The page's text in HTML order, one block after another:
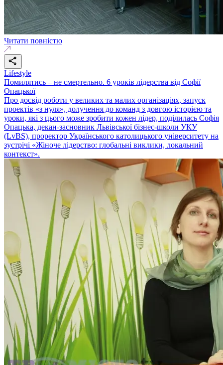
Читати повністю
Lifestyle
Помилятись – не смертельно. 6 уроків лідерства від Софії
Опацької
Про досвід роботи у великих та малих організаціях, запуск
проектів «з нуля», долучення до команд з довгою історією та
уроки, які з цього може зробити кожен лідер, поділилась Софія
Опацька, декан-засновник Львівської бізнес-школи УКУ
(LvBS), проректор Українського католицького університету на
зустрічі «Жіноче лідерство: глобальні виклики, локальний
контекст».